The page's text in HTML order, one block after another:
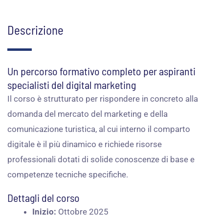
Descrizione
Un percorso formativo completo per aspiranti
specialisti del digital marketing
Il corso è strutturato per rispondere in concreto alla
domanda del mercato del marketing e della
comunicazione turistica, al cui interno il comparto
digitale è il più dinamico e richiede risorse
professionali dotati di solide conoscenze di base e
competenze tecniche specifiche.
Dettagli del corso
Inizio: Ottobre 2025​